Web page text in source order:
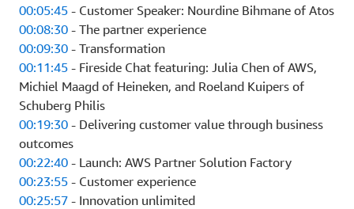
00:05:45 - Customer Speaker: Nourdine Bihmane of Atos
00:08:30 - The partner experience
00:09:30 - Transformation
00:11:45 - Fireside Chat featuring: Julia Chen of AWS,
Michiel Maagd of Heineken, and Roeland Kuipers of
Schuberg Philis
00:19:30 - Delivering customer value through business
outcomes
00:22:40 - Launch: AWS Partner Solution Factory
00:23:55 - Customer experience
00:25:57 - Innovation unlimited